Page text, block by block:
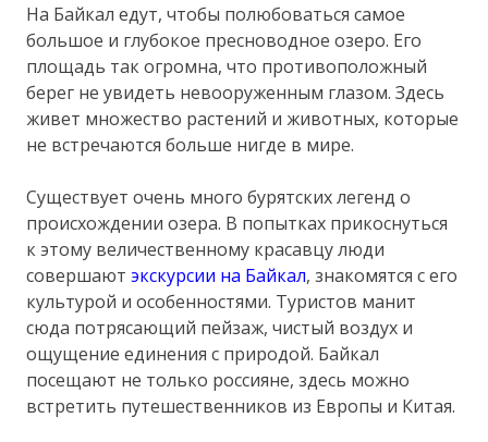
На Байкал едут, чтобы полюбоваться самое
большое и глубокое пресноводное озеро. Его
площадь так огромна, что противоположный
берег не увидеть невооруженным глазом. Здесь
живет множество растений и животных, которые
не встречаются больше нигде в мире.
Существует очень много бурятских легенд о
происхождении озера. В попытках прикоснуться
к этому величественному красавцу люди
совершаютэкскурсии на Байкал, знакомятся с его
культурой и особенностями. Туристов манит
сюда потрясающий пейзаж, чистый воздух и
ощущение единения с природой. Байкал
посещают не только россияне, здесь можно
встретить путешественников из Европы и Китая.